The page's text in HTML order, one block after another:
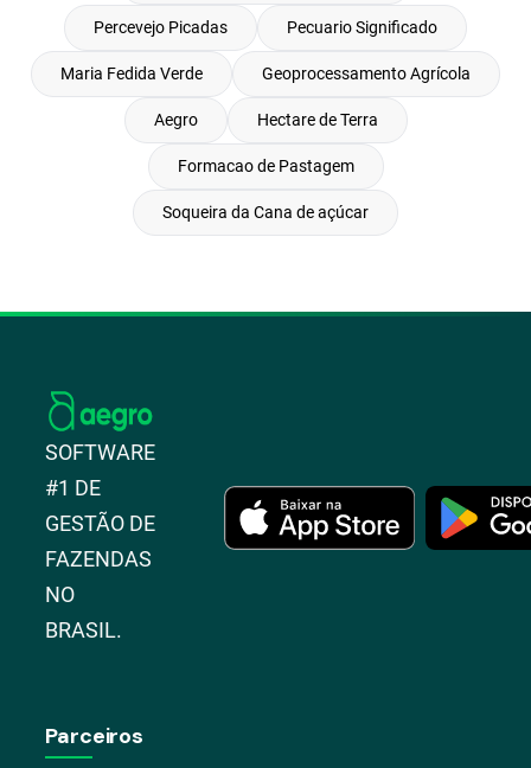
Percevejo Picadas Pecuario Significado
Maria Fedida Verde Geoprocessamento Agrícola
Aegro Hectare de Terra
Formacao de Pastagem
Soqueira da Cana de açúcar
SOFTWARE
#1 DE
GESTÃO DE
FAZENDAS
NO
BRASIL.
Parceiros